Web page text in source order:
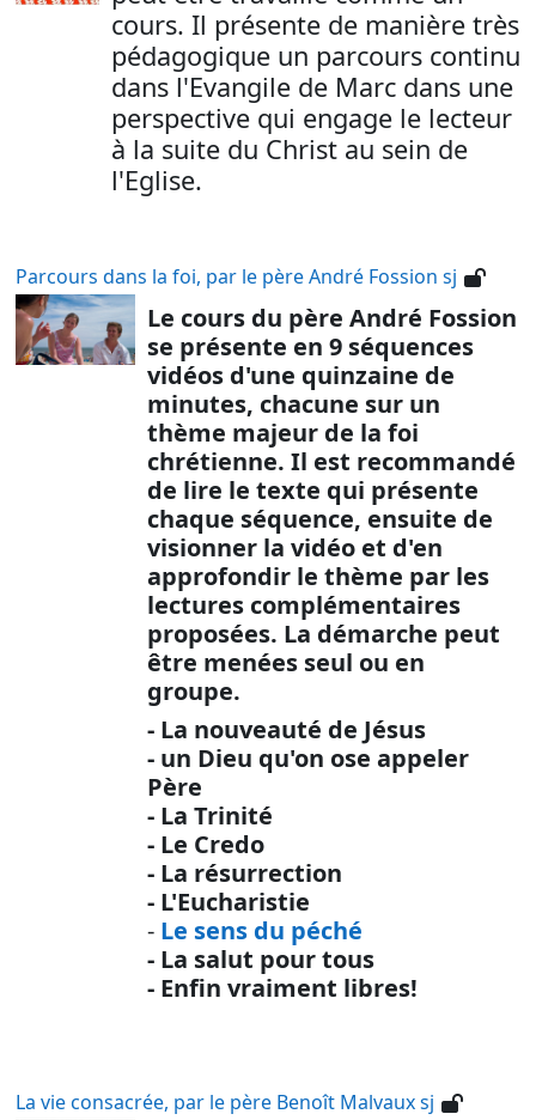
cours. Il présente de manière très
pédagogique un parcours continu
dans l'Evangile de Marc dans une
perspective qui engage le lecteur
à la suite du Christ au sein de
l'Eglise.
Parcours dans la foi, par le père André Fossion sj
Le cours du père André Fossion
se présente en 9 séquences
vidéos d'une quinzaine de
minutes, chacune sur un
thème majeur de la foi
chrétienne. Il est recommandé
de lire le texte qui présente
chaque séquence, ensuite de
visionner la vidéo et d'en
approfondir le thème par les
lectures complémentaires
proposées. La démarche peut
être menées seul ou en
groupe.
- La nouveauté de Jésus
- un Dieu qu'on ose appeler
Père
- La Trinité
- Le Credo
- La résurrection
- L'Eucharistie
- Le sens du péché
- La salut pour tous
- Enfin vraiment libres!
La vie consacrée, par le père Benoît Malvaux sj